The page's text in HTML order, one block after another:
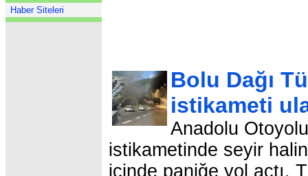
Haber Siteleri
Bolu Dağı
istikameti
Anadolu
istikametinde seyir
içinde paniğe yol açtı.